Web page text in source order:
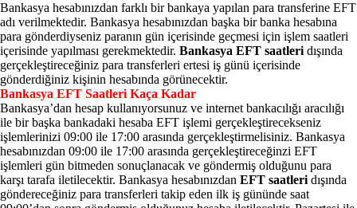
Bankasya hesabınızdan farklı bir bankaya yapılan para transferine EFT
adı verilmektedir. Bankasya hesabınızdan başka bir banka hesabına
para gönderdiyseniz paranın gün içerisinde geçmesi için işlem saatleri
içerisinde yapılması gerekmektedir. Bankasya EFT saatleri dışında
gerçekleştireceğiniz para transferleri ertesi iş günü içerisinde
gönderdiğiniz kişinin hesabında görünecektir.
Bankasya EFT Saatleri Kaça Kadar
Bankasya’dan hesap kullanıyorsunuz ve internet bankacılığı aracılığı
ile bir başka bankadaki hesaba EFT işlemi gerçekleştirecekseniz
işlemlerinizi 09:00 ile 17:00 arasında gerçekleştirmelisiniz. Bankasya
hesabınızdan 09:00 ile 17:00 arasında gerçekleştireceğinzi EFT
işlemleri gün bitmeden sonuçlanacak ve göndermiş olduğunu para
karşı tarafa iletilecektir. Bankasya hesabınızdan EFT saatleri dışında
göndereceğiniz para transferleri takip eden ilk iş gününde saat